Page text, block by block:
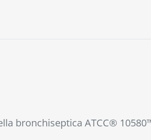
bronchiseptica ATCC®